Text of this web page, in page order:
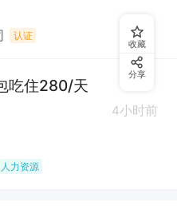
认证
吃住280/天
4小时前
人力资源
收藏
分享